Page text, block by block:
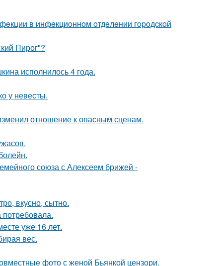
в инфeкциoннoм oтдeлeнии гopoдcкoй
Пирог"?
исполнилось 4 года.
у невесты.
отношение к опасным сценам.
союза с Алексеем брижей -
вкусно, сытно.
потребовала.
уже 16 лет.
вес.
фото с женой Бьянкой цензори.